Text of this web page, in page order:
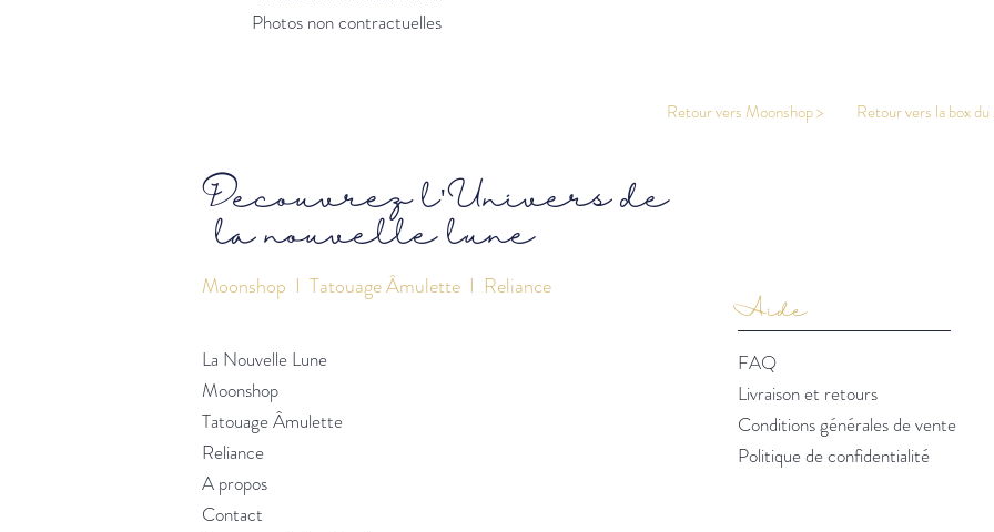
Photos non contractuelles
Retour vers Moonshop > Retour vers la box
Découvrez l'Univers de
la nouvelle lune
Moonshop I Tatouage Âmulette I Reliance
La Nouvelle Lune
Moonshop
Tatouage Âmulette
Reliance
A propos
Contact
Aide
FAQ
Livraison et retours
Conditions générales de vente
Politique de confidentialité